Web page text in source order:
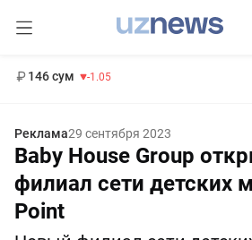
146 сум -1.05
Реклама29 сентября 2023
Baby House Group
филиал сети детских
Point